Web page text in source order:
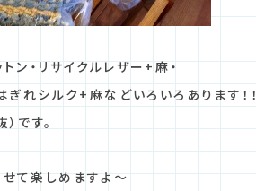
ン・リサイクルレザー+麻・
ぎれシルク+麻などいろいろあります！！
です。
て楽しめますよ～